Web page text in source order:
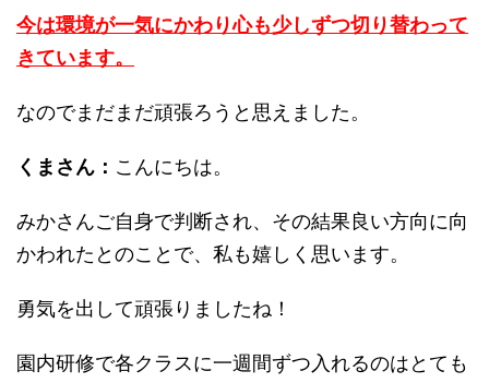
今は環境が一気にかわり心も少しずつ切り替わって
きています。
なのでまだまだ頑張ろうと思えました。
くまさん： こんにちは。
みかさんご自身で判断され、その結果良い方向に向
かわれたとのことで、私も嬉しく思います。
勇気を出して頑張りましたね！
園内研修で各クラスに一週間ずつ入れるのはとても